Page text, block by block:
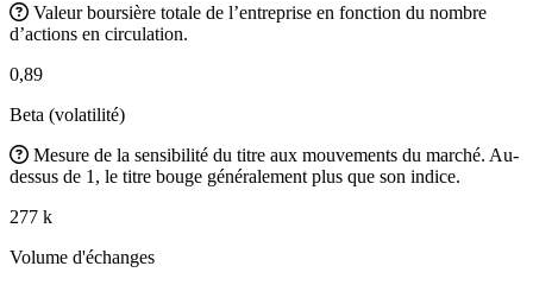
Valeur boursière totale de l’entreprise en fonction du nombre
d’actions en circulation.
0,89
Beta (volatilité)
Mesure de la sensibilité du titre aux mouvements du marché. Au-
dessus de 1, le titre bouge généralement plus que son indice.
277 k
Volume d'échanges